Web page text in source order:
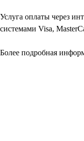
Услуга оплаты через
системами Visa,
Более подробная